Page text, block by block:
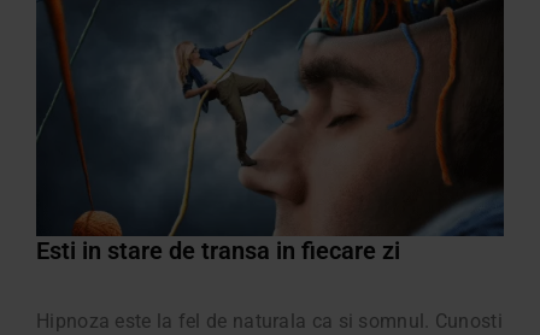
Esti in stare de transa in fiecare zi
Hipnoza este la fel de naturala ca si somnul. Cunosti